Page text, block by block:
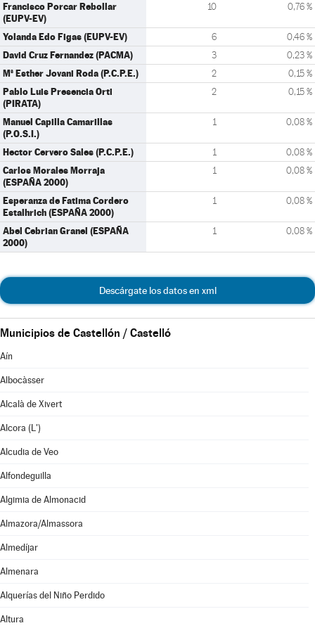
Francisco Porcar Rebollar
(EUPV-EV)
10 0,76 %
Yolanda Edo Figas (EUPV-EV) 6 0,46 %
David Cruz Fernandez (PACMA) 3 0,23 %
Mª Esther Jovani Roda (P.C.P.E.) 2 0,15 %
Pablo Luis Presencia Orti
(PIRATA)
2 0,15 %
Manuel Capilla Camarillas
(P.O.S.I.)
1 0,08 %
Hector Cervero Sales (P.C.P.E.) 1 0,08 %
Carlos Morales Morraja
(ESPAÑA 2000)
1 0,08 %
Esperanza de Fatima Cordero
Estalhrich (ESPAÑA 2000)
1 0,08 %
Abel Cebrian Granel (ESPAÑA
2000)
1 0,08 %
Descárgate los datos en xml
Municipios de Castellón / Castelló
Aín
Albocàsser
Alcalà de Xivert
Alcora (L')
Alcudia de Veo
Alfondeguilla
Algimia de Almonacid
Almazora/Almassora
Almedíjar
Almenara
Alquerías del Niño Perdido
Altura